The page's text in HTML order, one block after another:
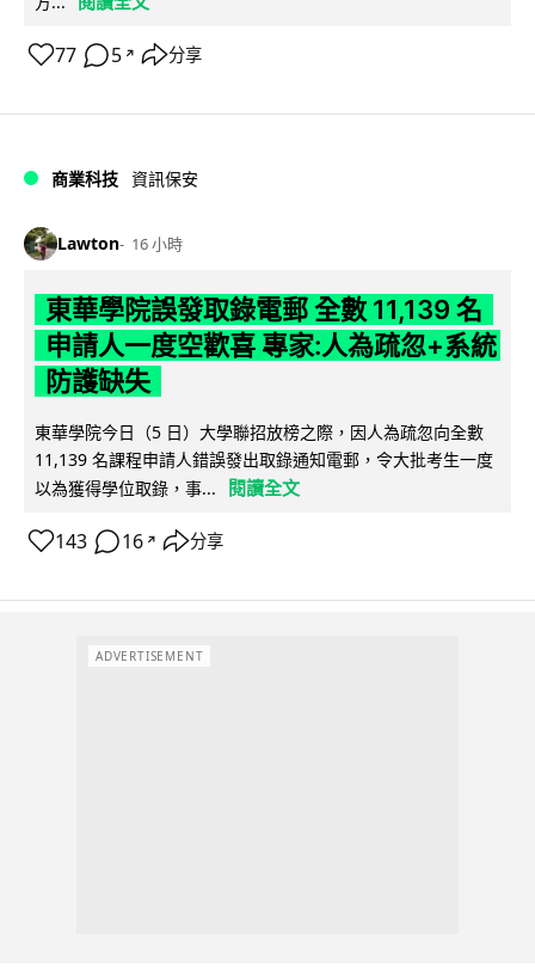
77 5 ↗ 分享
商業科技 資訊保安
Lawton 16 小時
東華學院誤發取錄電郵 全數 11,139 名
申請人一度空歡喜 專家:人為疏忽+系統
防護缺失
東華學院今日（5 日）大學聯招放榜之際，因人為疏忽向全數
11,139 名課程申請人錯誤發出取錄通知電郵，令大批考生一度
以為獲得學位取錄，事...
閱讀全文
143 16 ↗ 分享
ADVERTISEMENT